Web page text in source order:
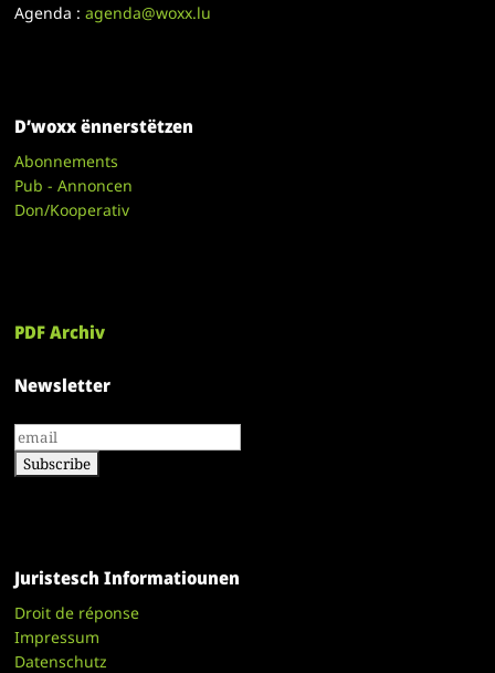
Agenda :agenda@woxx.lu
D’woxx ënnerstëtzen
Abonnements
Pub - Annoncen
Don/Kooperativ
PDF Archiv
Newsletter
Juristesch Informatiounen
Droit de réponse
Impressum
Datenschutz